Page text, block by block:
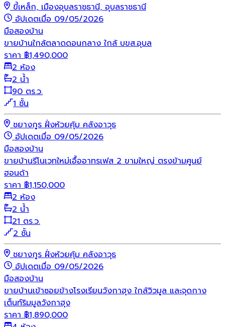
ขี้เหล็ก, เมืองอุบลราชธานี, อุบลราชธานี
อัปเดตเมื่อ 09/05/2026
มือสองบ้าน
ขายบ้านใกล้ตลาดดอนกลาง ใกล้ บขส.อุบล
ราคา ฿1,490,000
2 ห้อง
2 น้ำ
90 ตร.ว.
1 ชั้น
ชยางกูร ฝั่งห้วยคุ้ม คลังอาวุธ
อัปเดตเมื่อ 09/05/2026
มือสองบ้าน
ขายบ้านรีโนเวทใหม่เอื้ออาทรเฟส 2 ขามใหญ่ ตรงข้ามศูนย์
ฮอนด้า
ราคา ฿1,150,000
2 ห้อง
2 น้ำ
21 ตร.ว.
2 ชั้น
ชยางกูร ฝั่งห้วยคุ้ม คลังอาวุธ
อัปเดตเมื่อ 09/05/2026
มือสองบ้าน
ขายบ้านเข้าซอยข้างโรงเรียนวังกาฮุง ใกล้วิวมูล และจุดกาง
เต็นท์ริมมูลวังกาฮุง
ราคา ฿1,890,000